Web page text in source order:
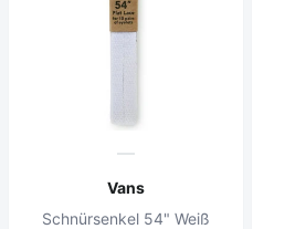
Vans
Schnürsenkel 54" Weiß